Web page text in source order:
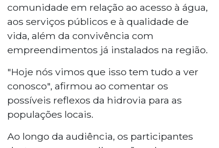
comunidade em relação ao acesso à água,
aos serviços públicos e à qualidade de
vida, além da convivência com
empreendimentos já instalados na região.
"Hoje nós vimos que isso tem tudo a ver
conosco", afirmou ao comentar os
possíveis reflexos da hidrovia para as
populações locais.
Ao longo da audiência, os participantes